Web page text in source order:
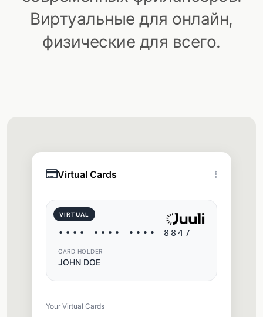
Виртуальные для онлайн,
физические для всего.
Virtual Cards
VIRTUAL
•••• •••• •••• 8847
CARD HOLDER
JOHN DOE
Your Virtual Cards